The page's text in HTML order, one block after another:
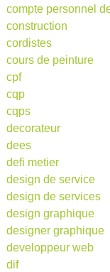
compte personnel
construction
cordistes
cours de peinture
cpf
cqp
cqps
decorateur
dees
defi metier
design de service
design de services
design graphique
designer graphique
developpeur web
dif